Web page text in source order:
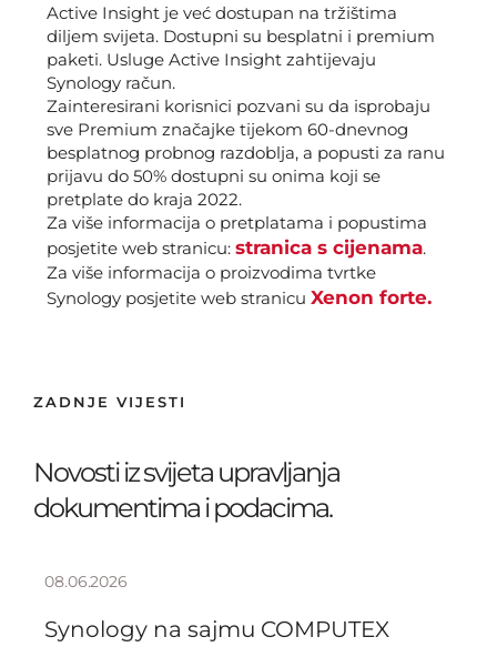
Active Insight je već dostupan na tržištima
diljem svijeta. Dostupni su besplatni i premium
paketi. Usluge Active Insight zahtijevaju
Synology račun.
Zainteresirani korisnici pozvani su da isprobaju
sve Premium značajke tijekom 60-dnevnog
besplatnog probnog razdoblja, a popusti za ranu
prijavu do 50% dostupni su onima koji se
pretplate do kraja 2022.
Za više informacija o pretplatama i popustima
posjetite web stranicu: stranica s cijenama.
Za više informacija o proizvodima tvrtke
Synology posjetite web stranicu Xenon forte.
ZADNJE VIJESTI
Novosti iz svijeta upravljanja
dokumentima i podacima.
08.06.2026
Synology na sajmu COMPUTEX